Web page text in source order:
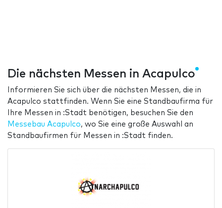
Die nächsten Messen in Acapulco
Informieren Sie sich über die nächsten Messen, die in
Acapulco stattfinden. Wenn Sie eine Standbaufirma für
Ihre Messen in :Stadt benötigen, besuchen Sie den
Messebau Acapulco, wo Sie eine große Auswahl an
Standbaufirmen für Messen in :Stadt finden.